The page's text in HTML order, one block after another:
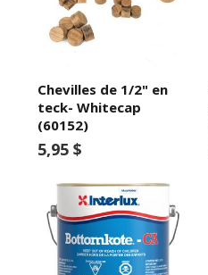
Chevilles de 1/2" en
teck- Whitecap
(60152)
5,95 $